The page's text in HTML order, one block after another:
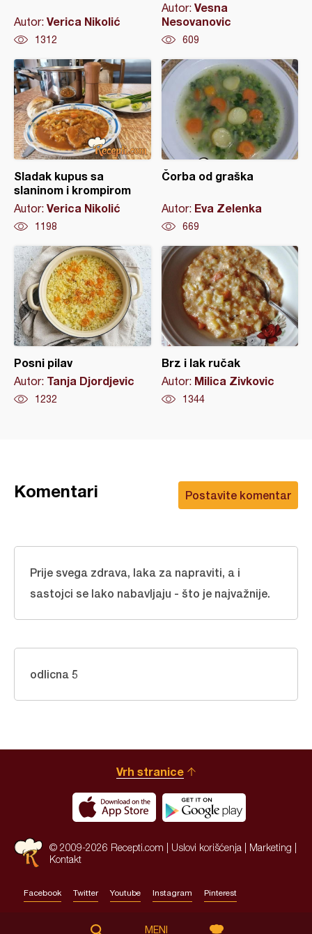
Autor: Verica Nikolić
1312
Autor: Vesna
Nesovanovic
609
Sladak kupus sa
slaninom i krompirom
Autor: Verica Nikolić
1198
Čorba od graška
Autor: Eva Zelenka
669
Posni pilav
Autor: Tanja Djordjevic
1232
Brz i lak ručak
Autor: Milica Zivkovic
1344
Postavite komentar
Komentari
Prije svega zdrava, laka za napraviti, a i
sastojci se lako nabavljaju - što je najvažnije.
odlicna 5
Vrh stranice
© 2009-2026 Recepti.com | Uslovi korišćenja Marketing
Kontakt
Facebook Twitter Youtube Instagram Pinterest